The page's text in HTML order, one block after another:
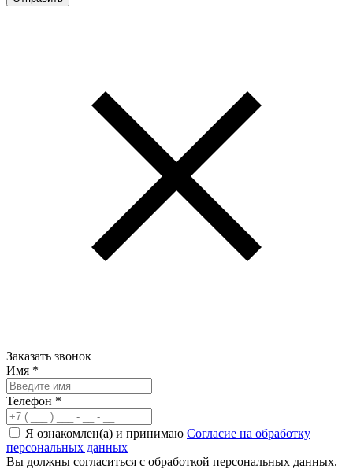
Заказать звонок
Имя *
Телефон *
Я ознакомлен(а) и принимаю Согласие на обработку
персональных данных
Вы должны согласиться с обработкой персональных данных.